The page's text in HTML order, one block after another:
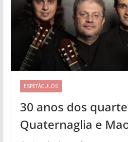
ESPETÁCULOS
30 anos dos
Quaternaglia e